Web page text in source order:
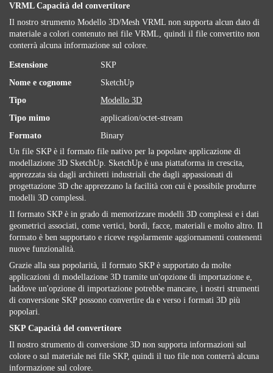
VRML Capacità del convertitore
Il nostro strumento Modello 3D/Mesh VRML non supporta alcun dato di
materiale a colori contenuto nei file VRML, quindi il file convertito non
conterrà alcuna informazione sul colore.
Estensione
SKP
Nome e cognome
SketchUp
Tipo
Modello 3D
Tipo mimo
application/octet-stream
Formato
Binary
Un file SKP è il formato file nativo per la popolare applicazione di
modellazione 3D SketchUp. SketchUp è una piattaforma in crescita,
apprezzata sia dagli architetti industriali che dagli appassionati di
progettazione 3D che apprezzano la facilità con cui è possibile produrre
modelli 3D complessi.
Il formato SKP è in grado di memorizzare modelli 3D complessi e i dati
geometrici associati, come vertici, bordi, facce, materiali e molto altro. Il
formato è ben supportato e riceve regolarmente aggiornamenti contenenti
nuove funzionalità.
Grazie alla sua popolarità, il formato SKP è supportato da molte
applicazioni di modellazione 3D tramite un'opzione di importazione e,
laddove un'opzione di importazione potrebbe mancare, i nostri strumenti
di conversione SKP possono convertire da e verso i formati 3D più
popolari.
SKP Capacità del convertitore
Il nostro strumento di conversione 3D non supporta informazioni sul
colore o sul materiale nei file SKP, quindi il tuo file non conterrà alcuna
informazione sul colore.